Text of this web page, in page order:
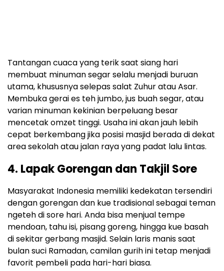
Tantangan cuaca yang terik saat siang hari
membuat minuman segar selalu menjadi buruan
utama, khususnya selepas salat Zuhur atau Asar.
Membuka gerai es teh jumbo, jus buah segar, atau
varian minuman kekinian berpeluang besar
mencetak omzet tinggi. Usaha ini akan jauh lebih
cepat berkembang jika posisi masjid berada di dekat
area sekolah atau jalan raya yang padat lalu lintas.
4. Lapak Gorengan dan Takjil Sore
Masyarakat Indonesia memiliki kedekatan tersendiri
dengan gorengan dan kue tradisional sebagai teman
ngeteh di sore hari. Anda bisa menjual tempe
mendoan, tahu isi, pisang goreng, hingga kue basah
di sekitar gerbang masjid. Selain laris manis saat
bulan suci Ramadan, camilan gurih ini tetap menjadi
favorit pembeli pada hari-hari biasa.